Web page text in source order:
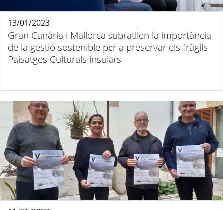
Gran Canària i Mallorca subratllen la importància
de la gestió sostenible per a preservar els fràgils
Paisatges Culturals insulars
13/01/2023